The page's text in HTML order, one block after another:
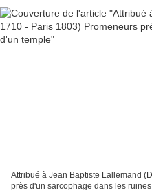
Attribué à Jean Baptiste Lallemand
près d'un sarcophage dans les